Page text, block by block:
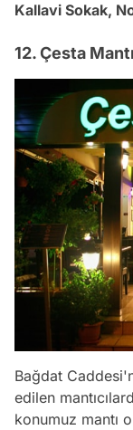
Kallavi Sokak,
12. Çesta Mantı
Bağdat
edilen
konumuz mantı